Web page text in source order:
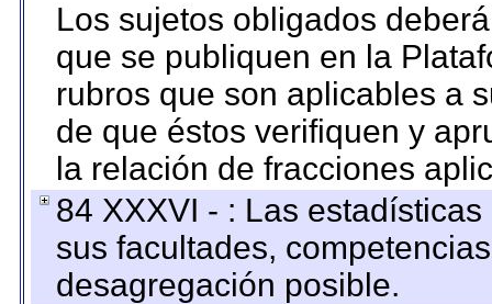
Los sujetos obligados
que se publiquen en la
rubros que son aplicables a
de que éstos verifiquen y
la relación de fracciones
84 XXXVI - : Las
sus facultades,
desagregación posible.